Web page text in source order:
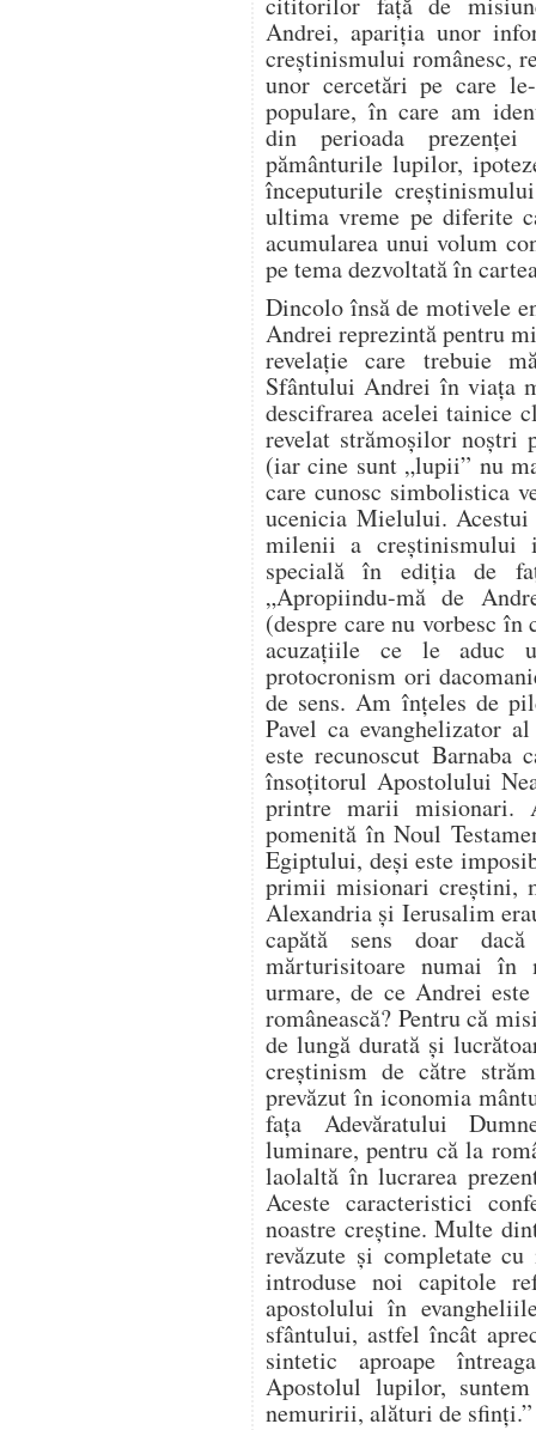
Andrei, apariţia unor
creştinismului românesc,
unor cercetări pe care
populare, în care am
din perioada
pământurile lupilor,
începuturile
ultima vreme pe diferite
acumularea unui volum
pe tema dezvoltată în
Dincolo însă de motivele
Andrei reprezintă pentru
revelaţie care trebuie
Sfântului Andrei în viaţa
descifrarea acelei tainice
revelat strămoşilor
(iar cine sunt „lupii” nu
care cunosc simbolistica
ucenicia Mielului.
milenii a creştinismului
specială în ediţia de
„Apropiindu-mă de
(despre care nu vorbesc în
acuzaţiile ce le aduc
protocronism ori
de sens. Am înţeles de
Pavel ca evanghelizator
este recunoscut
însoţitorul Apostolului
printre marii misionari.
pomenită în Noul
Egiptului, deşi este
primii misionari creştini,
Alexandria şi Ierusalim
capătă sens doar
mărturisitoare numai
urmare, de ce Andrei
românească? Pentru că
de lungă durată şi
creştinism de către
prevăzut în iconomia
faţa Adevăratului
luminare, pentru că la
laolaltă în lucrarea
Aceste caracteristici
noastre creştine. Multe
revăzute şi completate
introduse noi capitole
apostolului în
sfântului, astfel încât
sintetic aproape
Apostolul lupilor,
nemuririi, alături de sfinţi.”